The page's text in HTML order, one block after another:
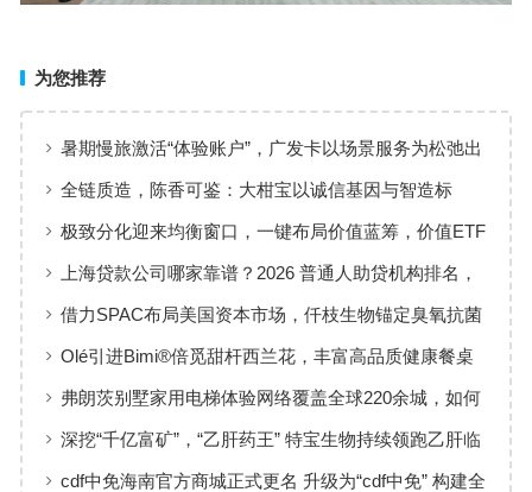
为您推荐
暑期慢旅激活“体验账户”，广发卡以场景服务为松弛出
行添彩
全链质造，陈香可鉴：大柑宝以诚信基因与智造标
准，定义新会陈皮高质量发展
极致分化迎来均衡窗口，一键布局价值蓝筹，价值ETF
华夏火热开售
上海贷款公司哪家靠谱？2026 普通人助贷机构排名，
工薪族借钱选择指南
借力SPAC布局美国资本市场，仟枝生物锚定臭氧抗菌
黄金赛道
Olé引进Bimi®倍觅甜杆西兰花，丰富高品质健康餐桌
新选择
弗朗茨别墅家用电梯体验网络覆盖全球220余城，如何
实现高效服务响应
深挖“千亿富矿”，“乙肝药王” 特宝生物持续领跑乙肝临
床治愈
cdf中免海南官方商城正式更名 升级为“cdf中免” 构建全